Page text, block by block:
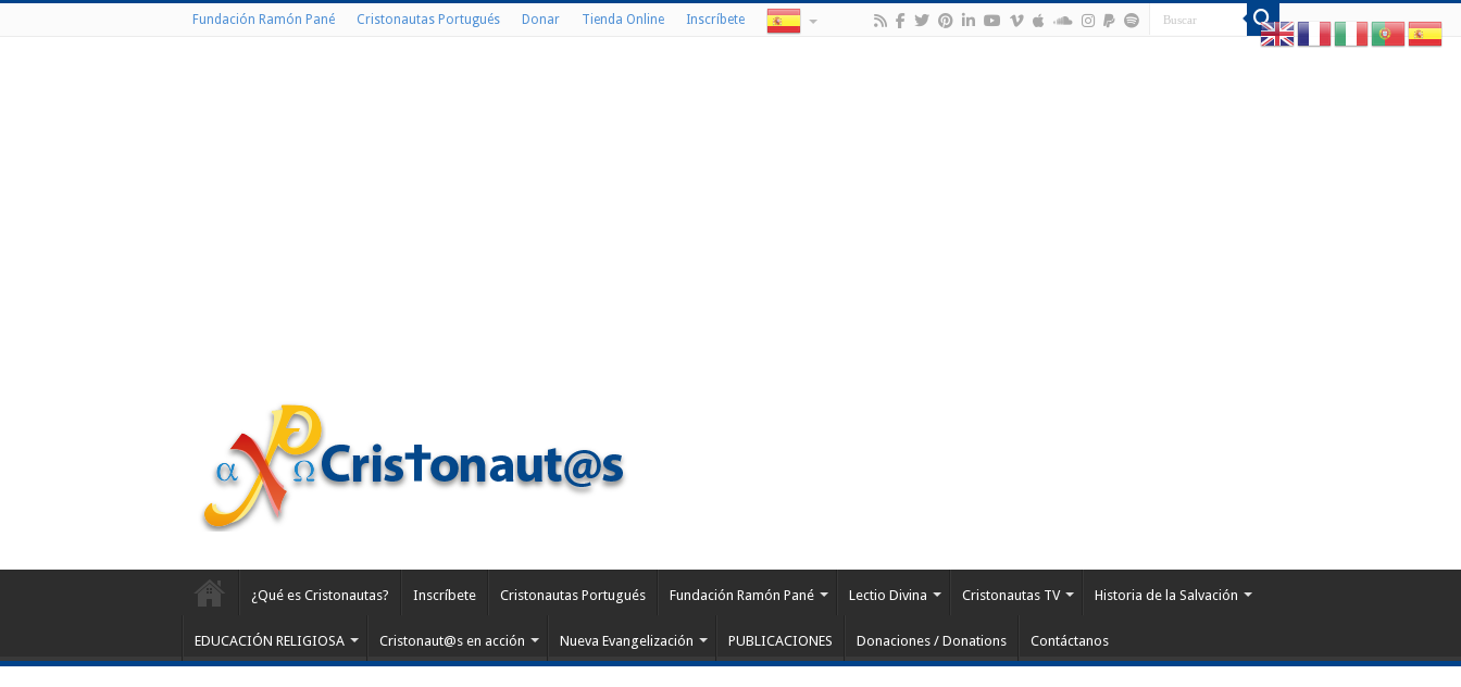
Fundación Ramón Pané Cristonautas Portugués Donar Tienda Online Inscríbete
¿Qué es Cristonautas? Inscríbete Cristonautas Portugués Fundación Ramón Pané Lectio Divina Cristonautas TV Historia de la Salvación
EDUCACIÓN RELIGIOSA Cristonaut@s en acción Nueva Evangelización PUBLICACIONES Donaciones / Donations Contáctanos